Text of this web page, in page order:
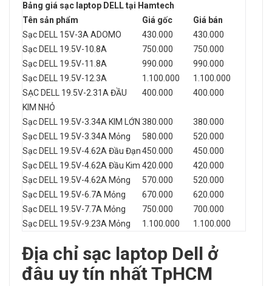
Bảng giá sạc laptop DELL tại Hamtech
Tên sản phẩm
Giá gốc
Giá bán
Sạc DELL 15V-3A ADOMO
430.000
430.000
Sạc DELL 19.5V-10.8A
750.000
750.000
Sạc DELL 19.5V-11.8A
990.000
990.000
Sạc DELL 19.5V-12.3A
1.100.000
1.100.000
SẠC DELL 19.5V-2.31A ĐẦU
KIM NHỎ
400.000 400.000
Sạc DELL 19.5V-3.34A KIM LỚN 380.000
380.000
Sạc DELL 19.5V-3.34A Mỏng
580.000
520.000
Sạc DELL 19.5V-4.62A Đầu Đạn450.000
450.000
Sạc DELL 19.5V-4.62A Đầu Kim 420.000
420.000
Sạc DELL 19.5V-4.62A Mỏng
570.000
520.000
Sạc DELL 19.5V-6.7A Mỏng
670.000
620.000
Sạc DELL 19.5V-7.7A Mỏng
750.000
700.000
Sạc DELL 19.5V-9.23A Mỏng
1.100.000 1.100.000
Địa chỉ sạc laptop Dell ở
đâu uy tín nhất TpHCM